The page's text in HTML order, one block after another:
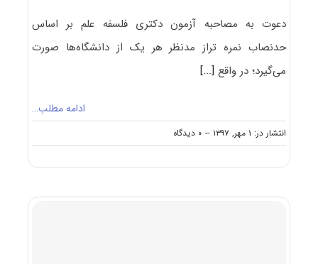
دعوت به مصاحبه آزمون دکتری فلسفه علم بر اساس
حدنصاب نمره تراز مدنظر هر یک از دانشگاه‌ها صورت
می‌گیرد؛ در واقع[...]
ادامه مطلب…
انتشار در: ۱ مهر, ۱۳۹۷ -- ۰ دیدگاه
on
حدنصاب
مصاحبه